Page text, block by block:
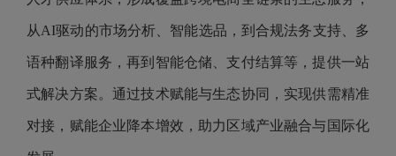
从AI驱动的市场分析、智能选品，到合规法务支持、多
语种翻译服务，再到智能仓储、支付结算等，提供一站
式解决方案。通过技术赋能与生态协同， 实现供需精准
对接，赋能企业降本增效， 助力 区域产业融合与国际化